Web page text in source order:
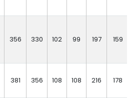
356 330 102 99 197 159
381 356 108 108 216 178